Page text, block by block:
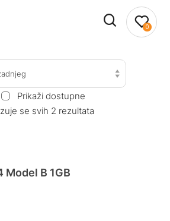
0
Prikaži dostupne
se svih 2 rezultata
Model B 1GB